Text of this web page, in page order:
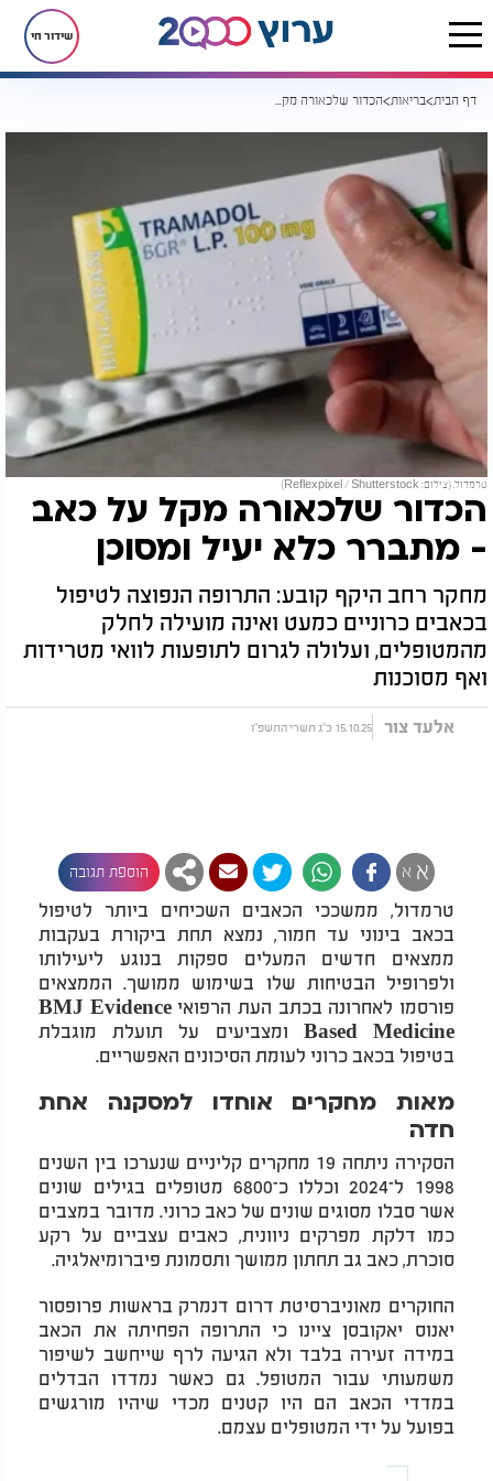
שידור חי
דף הבית בריאות הכדור שלכאורה מקל על כאב - מתברר כלא יעיל ומסוכן
טרמדול. (צילום: Reflexpixel / Shutterstock)
הכדור שלכאורה מקל על כאב
- מתברר כלא יעיל ומסוכן
מחקר רחב היקף קובע: התרופה הנפוצה לטיפול
בכאבים כרוניים כמעט ואינה מועילה לחלק
מהמטופלים, ועלולה לגרום לתופעות לוואי מטרידות
ואף מסוכנות
אלעד צור 15.10.25 כ"ג תשרי התשפ"ו
א א הוספת תגובה
טרמדול, ממשככי הכאבים השכיחים ביותר לטיפול
בכאב בינוני עד חמור, נמצא תחת ביקורת בעקבות
ממצאים חדשים המעלים ספקות בנוגע ליעילותו
ולפרופיל הבטיחות שלו בשימוש ממושך. הממצאים
פורסמו לאחרונה בכתב העת הרפואי BMJ Evidence
Based Medicine ומצביעים על תועלת מוגבלת
בטיפול בכאב כרוני לעומת הסיכונים האפשריים.
מאות מחקרים אוחדו למסקנה אחת
חדה
הסקירה ניתחה 19 מחקרים קליניים שנערכו בין השנים
1998 ל־2024 וכללו כ־6800 מטופלים בגילים שונים
אשר סבלו מסוגים שונים של כאב כרוני. מדובר במצבים
כמו דלקת מפרקים ניוונית, כאבים עצביים על רקע
סוכרת, כאב גב תחתון ממושך ותסמונת פיברומיאלגיה.
החוקרים מאוניברסיטת דרום דנמרק בראשות פרופסור
יאנוס יאקובסן ציינו כי התרופה הפחיתה את הכאב
במידה זעירה בלבד ולא הגיעה לרף שייחשב לשיפור
משמעותי עבור המטופל. גם כאשר נמדדו הבדלים
במדדי הכאב הם היו קטנים מכדי שיהיו מורגשים
בפועל על ידי המטופלים עצמם.